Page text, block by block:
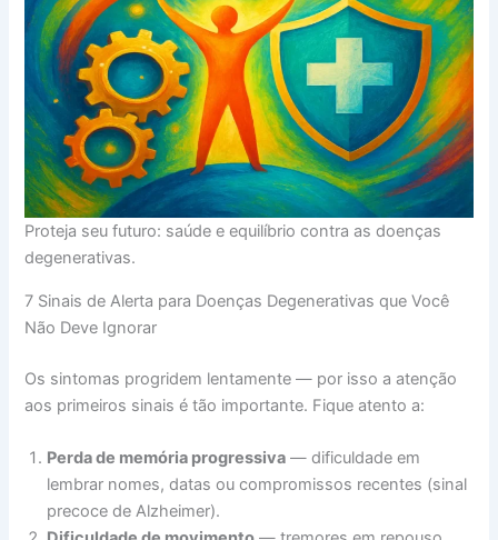
Proteja seu futuro: saúde e equilíbrio contra as doenças
degenerativas.
7 Sinais de Alerta para Doenças Degenerativas que Você
Não Deve Ignorar
Os sintomas progridem lentamente — por isso a atenção
aos primeiros sinais é tão importante. Fique atento a:
Perda de memória progressiva — dificuldade em
lembrar nomes, datas ou compromissos recentes (sinal
precoce de Alzheimer).